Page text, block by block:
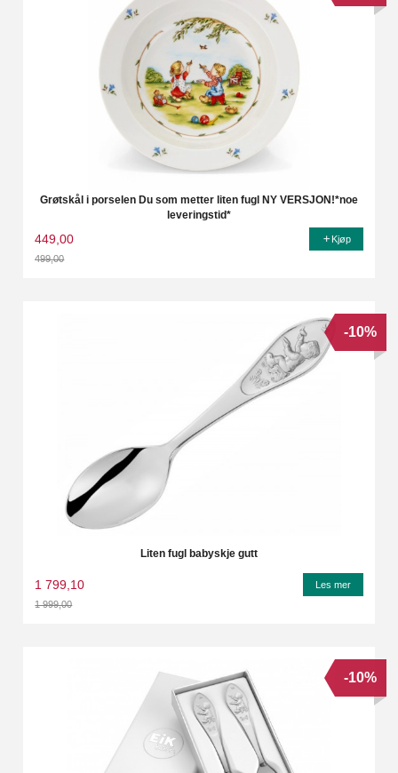
Grøtskål i porselen Du som metter liten fugl NY VERSJON!*noe
leveringstid*
449,00
499,00
Kjøp
Liten fugl babyskje gutt
1 799,10
1 999,00
-10%
Les mer
-10%